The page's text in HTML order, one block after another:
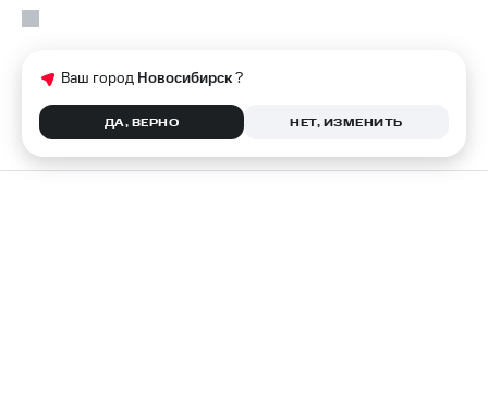
Ваш город Новосибирск?
ДА, ВЕРНО НЕТ, ИЗМЕНИТЬ